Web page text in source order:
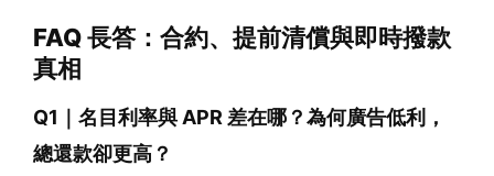
FAQ 長答：合約、提前清償與即時撥款
真相
Q1｜名目利率與 APR 差在哪？為何廣告低利，
總還款卻更高？